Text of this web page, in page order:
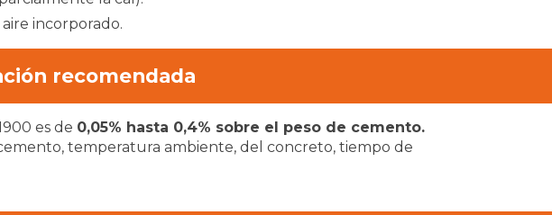
incorporado.
recomendada
es de 0,05% hasta 0,4% sobre el peso de cemento.
temperatura ambiente, del concreto, tiempo de